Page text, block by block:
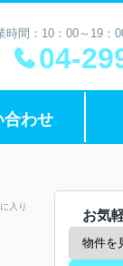
時間：10：00～19：
04-
合わせ
入り
お気